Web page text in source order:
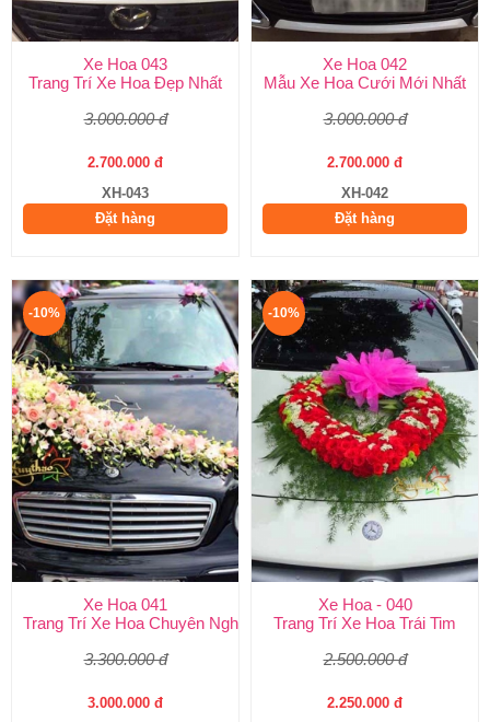
Xe Hoa 043
Trang Trí Xe Hoa Đẹp Nhất
3.000.000 đ
2.700.000 đ
XH-043
Đặt hàng
Xe Hoa 042
Mẫu Xe Hoa Cưới Mới Nhất
3.000.000 đ
2.700.000 đ
XH-042
Đặt hàng
-10%
Xe Hoa 041
Trang Trí Xe Hoa Chuyên Nghiệp
3.300.000 đ
3.000.000 đ
-10%
Xe Hoa - 040
Trang Trí Xe Hoa Trái Tim
2.500.000 đ
2.250.000 đ